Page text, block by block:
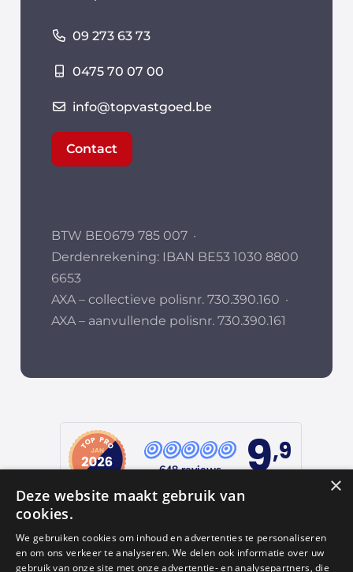
09 273 63 73
0475 70 07 00
info@topvastgoed.be
Contact
BTW BE0679 785 007 ·
Derdenrekening: IBAN BE53 1030 8800
6653
AXA – collectieve polisnr. 730.390.160 ·
AXA – aanvullende polisnr. 730.390.161
648 reviews 9,9
provided by
Google Reviews
×
Deze website maakt gebruik van
cookies.
We gebruiken cookies om inhoud en advertenties te personaliseren
en om ons verkeer te analyseren. We delen ook informatie over uw
gebruik van onze site met onze advertentie- en analysepartners, die